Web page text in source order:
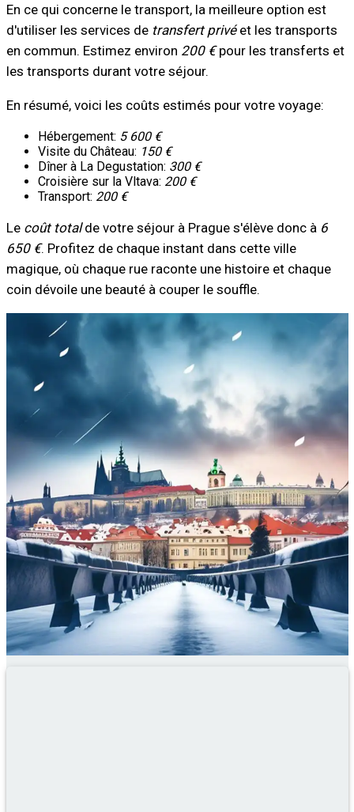
En ce qui concerne le transport, la meilleure option est
d'utiliser les services de transfert privéet les transports
en commun. Estimez environ 200 €pour les transferts et
les transports durant votre séjour.
En résumé, voici les coûts estimés pour votre voyage:
Hébergement: 5 600 €
Visite du Château: 150 €
Dîner à La Degustation: 300 €
Croisière sur la Vltava: 200 €
Transport: 200 €
Le coût totalde votre séjour à Prague s'élève donc à 6
650 €. Profitez de chaque instant dans cette ville
magique, où chaque rue raconte une histoire et chaque
coin dévoile une beauté à couper le souffle.